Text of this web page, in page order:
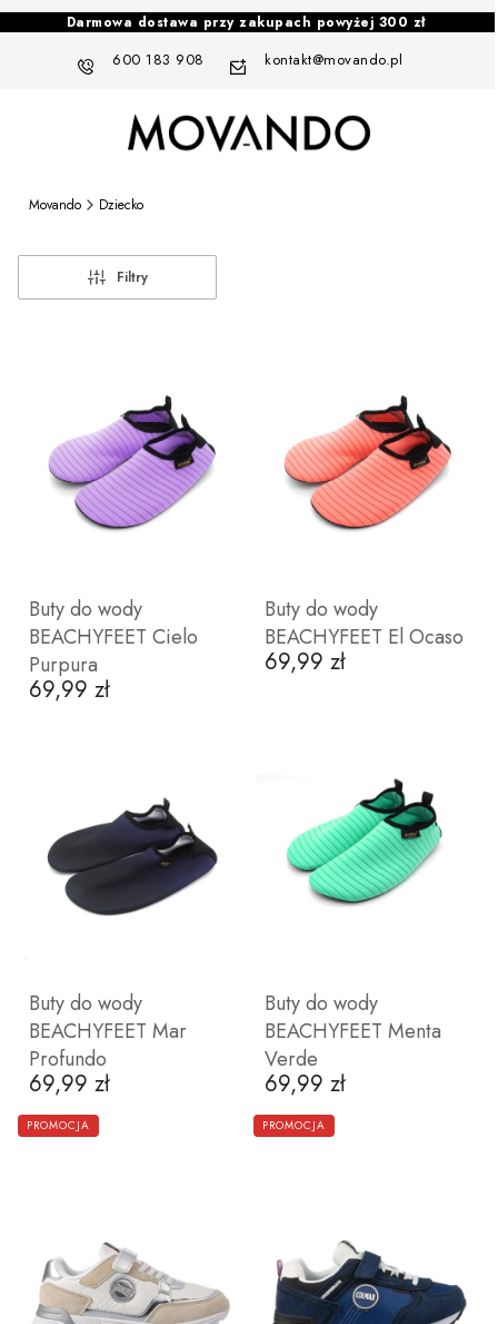
Darmowa dostawa przy zakupach powyżej 300 zł
600 183 908 kontakt@movando.pl
Movando Dziecko
Filtry
Buty do wody
BEACHYFEET Cielo
Purpura
Cena
69,99 zł
ZOBACZ PRODUKT
36 38
Buty do wody
BEACHYFEET El Ocaso
Cena
69,99 zł
37 38
Buty do wody
BEACHYFEET Mar
Profundo
Cena
69,99 zł
ZOBACZ PRODUKT
41 43 44 45 46
Buty do wody
BEACHYFEET Menta
Verde
Cena
69,99 zł
ZOBACZ PRODUKT
36 37 40
PROMOCJA PROMOCJA